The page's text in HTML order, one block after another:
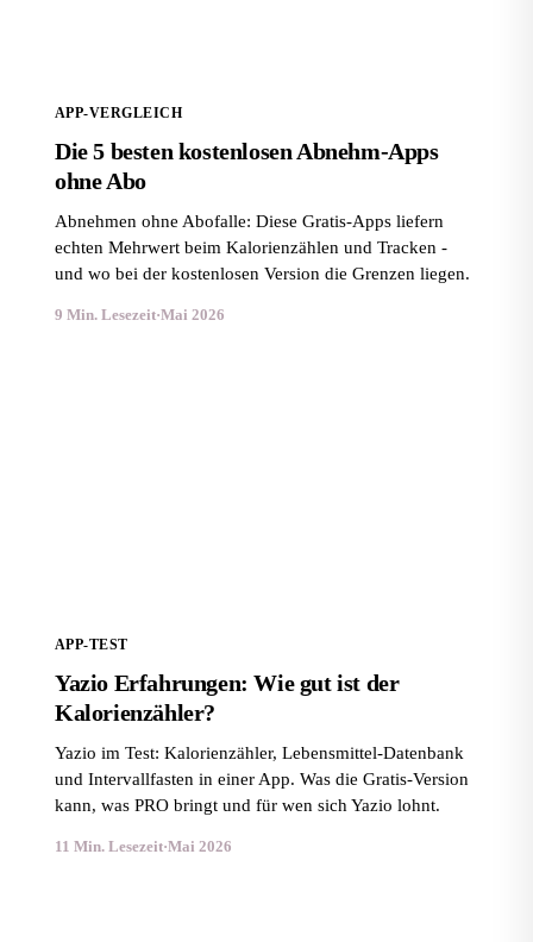
APP-VERGLEICH
Die 5 besten kostenlosen Abnehm-Apps
ohne Abo
Abnehmen ohne Abofalle: Diese Gratis-Apps liefern
echten Mehrwert beim Kalorienzählen und Tracken -
und wo bei der kostenlosen Version die Grenzen liegen.
9 Min. Lesezeit·Mai 2026
APP-TEST
Yazio Erfahrungen: Wie gut ist der
Kalorienzähler?
Yazio im Test: Kalorienzähler, Lebensmittel-Datenbank
und Intervallfasten in einer App. Was die Gratis-Version
kann, was PRO bringt und für wen sich Yazio lohnt.
11 Min. Lesezeit·Mai 2026